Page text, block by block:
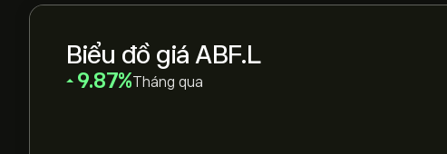
Biểu đồ giá ABF.L
‎9.87‎ Tháng qua